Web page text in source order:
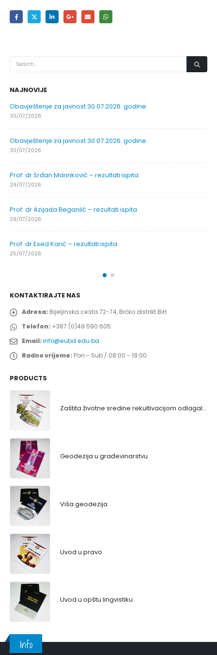
NAJNOVIJE
Obavještenje za javnost 30.07.2026. godine
30/07/2026
Obavještenje za javnost 30.07.2026. godine
30/07/2026
Prof. dr Srđan Marinković – rezultati ispita
29/07/2026
Prof. dr Azijada Beganlić – rezultati ispita
29/07/2026
Prof. dr Esed Karić – rezultati ispita
25/07/2026
KONTAKTIRAJTE NAS
Adresa: Bijeljinska cesta 72-74, Brčko distrikt BiH
Telefon: +387 (0)49 590 605
Email:info@eubd.edu.ba
Radno vrijeme: Pon - Sub / 08:00 - 19:00
PRODUCTS
Zaštita životne sredine rekultivacijom odlagališta
Geodezija u građevinarstvu
Viša geodezija
Uvod u pravo
Uvod u opštu lingvistiku
Info